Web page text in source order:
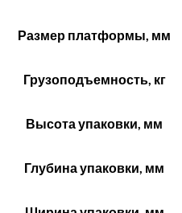
Размер платформы, мм
Грузоподъемность, кг
Высота упаковки, мм
Глубина упаковки, мм